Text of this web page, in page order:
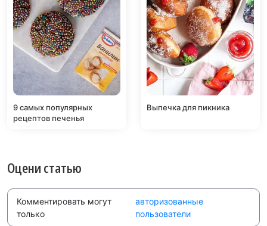
9 самых популярных
рецептов печенья
Выпечка для пикника
Оцени статью
Комментировать могут
только
авторизованные
пользователи